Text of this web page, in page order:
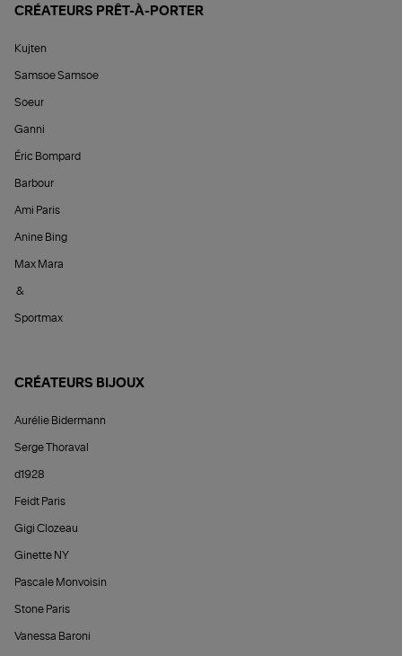
CRÉATEURS PRÊT-À-PORTER
Kujten
Samsoe Samsoe
Soeur
Ganni
Éric Bompard
Barbour
Ami Paris
Anine Bing
Max Mara
&
Sportmax
CRÉATEURS BIJOUX
Aurélie Bidermann
Serge Thoraval
d1928
Feidt Paris
Gigi Clozeau
Ginette NY
Pascale Monvoisin
Stone Paris
Vanessa Baroni